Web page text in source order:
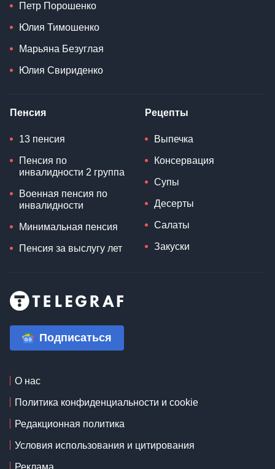
Петр Порошенко
Юлия Тимошенко
Марьяна Безуглая
Юлия Свириденко
Пенсия
13 пенсия
Пенсия по
инвалидности 2 группа
Военная пенсия по
инвалидности
Минимальная пенсия
Пенсия за выслугу лет
Рецепты
Выпечка
Консервация
Супы
Десерты
Салаты
Закуски
Подписаться
О нас
Политика конфиденциальности и cookie
Редакционная политика
Условия использования и цитирования
Реклама